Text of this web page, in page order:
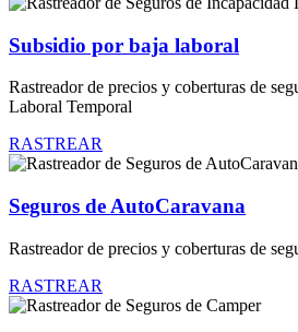
Subsidio por baja laboral
Rastreador de precios y coberturas de
Laboral Temporal
RASTREAR
Seguros de AutoCaravana
Rastreador de precios y coberturas de
RASTREAR